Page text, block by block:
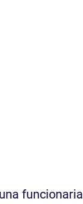
funcionaria